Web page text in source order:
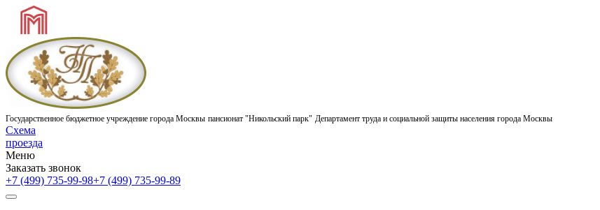
Государственное бюджетное учреждение города Москвы пансионат "Никольский парк" Департамент труда и социальной защиты населения города Москвы
Схема
проезда
Меню
Заказать звонок
+7 (499) 735-99-98+7 (499) 735-99-89